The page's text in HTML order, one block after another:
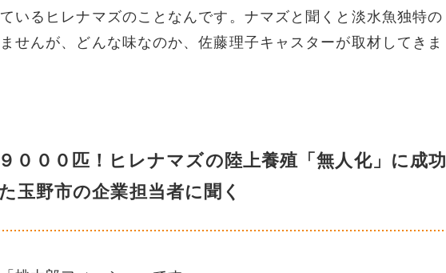
いるヒレナマズのことなんです。ナマズと聞くと淡水魚独特の
せんが、どんな味なのか、佐藤理子キャスターが取材してきま
０００匹！ヒレナマズの陸上養殖「無人化」に成功
玉野市の企業担当者に聞く